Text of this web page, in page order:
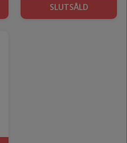
SLUTSÅLD